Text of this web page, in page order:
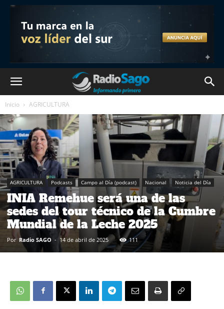
Inicio AGRICULTURA
AGRICULTURA Podcasts Campo al Día (podcast) Nacional Noticia del Día
INIA Remehue será una de las
sedes del tour técnico de la Cumbre
Mundial de la Leche 2025
Por Radio SAGO - 14 de abril de 2025 111